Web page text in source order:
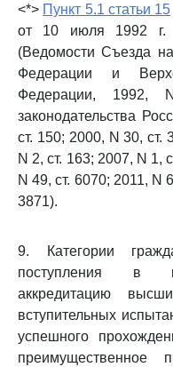
<*> Пункт 5.1 статьи 15
от 10 июля 1992 г.
(Ведомости Съезда
Федерации и
Федерации, 1992,
законодательства
ст. 150; 2000, N 30, ст.
N 2, ст. 163; 2007, N 1,
N 49, ст. 6070; 2011, N
3871).
9. Категории
поступления в
аккредитацию
вступительных
успешного
преимущественное